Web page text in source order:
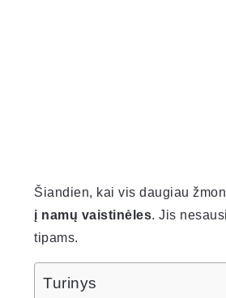
Šiandien, kai vis daugiau
į namų vaistinėles. Jis
tipams.
Turinys